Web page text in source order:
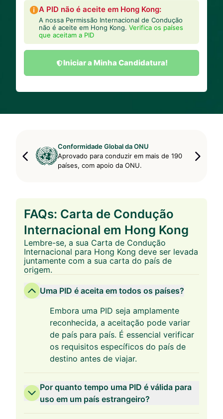
A PID não é aceite em Hong Kong:
A nossa Permissão Internacional de Condução
não é aceite em Hong Kong. Verifica os países
que aceitam a PID
Iniciar a Minha Candidatura!
Conformidade Global da ONU
Aprovado para conduzir em mais de 190
países, com apoio da ONU.
FAQs: Carta de Condução
Internacional em Hong Kong
Lembre-se, a sua Carta de Condução
Internacional para Hong Kong deve ser levada
juntamente com a sua carta do país de
origem.
Uma PID é aceita em todos os países?
Embora uma PID seja amplamente
reconhecida, a aceitação pode variar
de país para país. É essencial verificar
os requisitos específicos do país de
destino antes de viajar.
Por quanto tempo uma PID é válida para
uso em um país estrangeiro?